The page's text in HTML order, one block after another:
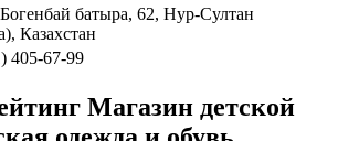
батыра, 62, Нур-Султан
Казахстан
405-67-99
Магазин детской